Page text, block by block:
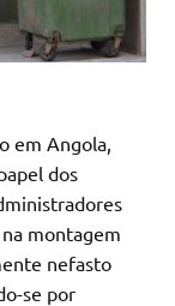
em Angola,
dos
montagem
nefasto
se por